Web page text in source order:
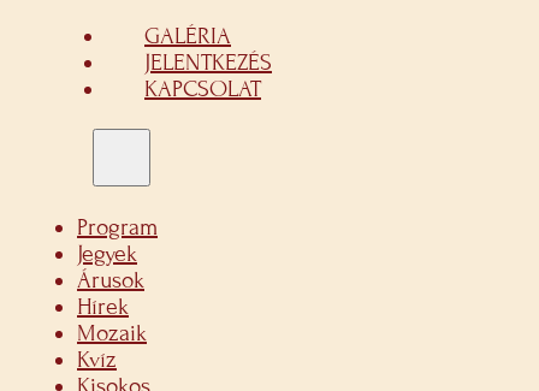
GALÉRIA
JELENTKEZÉS
KAPCSOLAT
Program
Jegyek
Árusok
Hírek
Mozaik
Kvíz